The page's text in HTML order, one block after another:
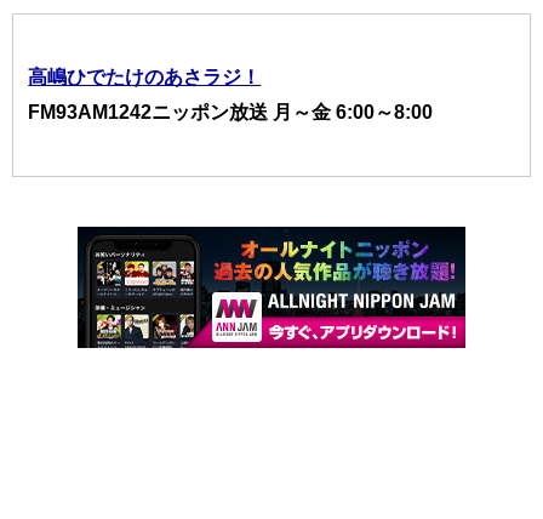
高嶋ひでたけのあさラジ！
FM93AM1242ニッポン放送 月～金 6:00～8:00